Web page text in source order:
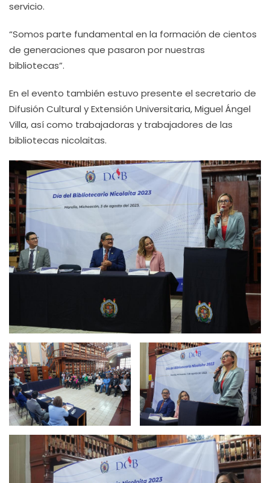
servicio.
“Somos parte fundamental en la formación de cientos
de generaciones que pasaron por nuestras
bibliotecas”.
En el evento también estuvo presente el secretario de
Difusión Cultural y Extensión Universitaria, Miguel Ángel
Villa, así como trabajadoras y trabajadores de las
bibliotecas nicolaitas.